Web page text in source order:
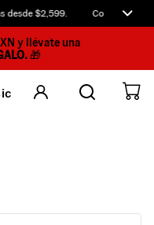
$2,599. Compra antes
y llévate una
🎁